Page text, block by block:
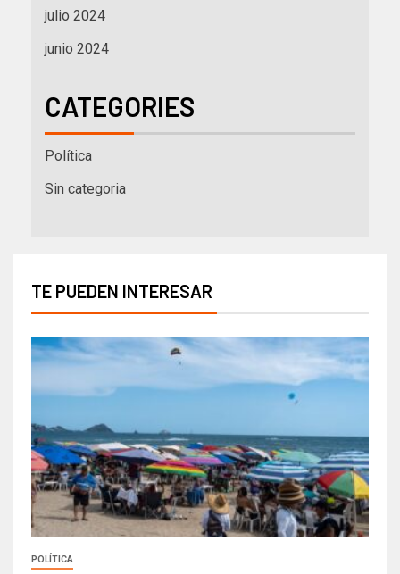
julio 2024
junio 2024
CATEGORIES
Política
Sin categoria
TE PUEDEN INTERESAR
POLÍTICA